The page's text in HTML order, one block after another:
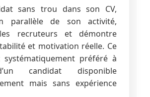
sans trou dans son CV,
parallèle de son activité,
recruteurs et démontre
et motivation réelle. Ce
préféré à
candidat disponible
mais sans expérience